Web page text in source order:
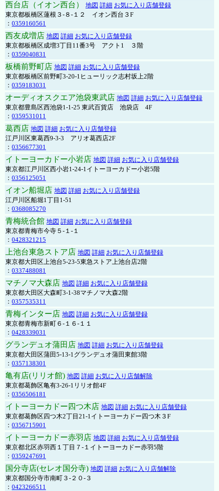
西台店（イオン西台） 地図 詳細 お気に入り店舗登録
東京都板橋区蓮根３-８-１２ イオン西台３F
： 0359160561
西友成増店 地図 詳細 お気に入り店舗登録
東京都板橋区成増3丁目11番3号 アクト1 ３階
： 0359040831
板橋前野町店 地図 詳細 お気に入り店舗登録
東京都板橋区前野町3-20-1ヒューリック志村坂上2階
： 0359183031
オーディオスクエア池袋東武店 地図 詳細 お気に入り店舗登録
東京都豊島区西池袋1-1-25 東武百貨店 池袋店 4F
： 0359531011
葛西店 地図 詳細 お気に入り店舗登録
江戸川区東葛西9-3-3 アリオ葛西店2F
： 0356677301
イトーヨーカドー小岩店 地図 詳細 お気に入り店舗登録
東京都江戸川区西小岩1-24-1イトーヨーカドー小岩5階
： 0356125051
イオン船堀店 地図 詳細 お気に入り店舗登録
江戸川区船堀1丁目1-51
： 0368085270
青梅統合館 地図 詳細 お気に入り店舗登録
東京都青梅市今寺５-１-１
： 0428321215
上池台東急ストア店 地図 詳細 お気に入り店舗登録
東京都大田区上池台5-23-5東急ストア上池台店2階
： 0337488081
マチノマ大森店 地図 詳細 お気に入り店舗登録
東京都大田区大森町3-1-38マチノマ大森2階
： 0357535311
青梅インター店 地図 詳細 お気に入り店舗登録
東京都青梅市新町６-１６-１１
： 0428339031
グランデュオ蒲田店 地図 詳細 お気に入り店舗登録
東京都大田区蒲田5-13-1グランデュオ蒲田東館3階
： 0357138301
亀有店(リリオ館) 地図 詳細 お気に入り店舗解除
東京都葛飾区亀有3-26-1リリオ館4F
： 0356506181
イトーヨーカドー四つ木店 地図 詳細 お気に入り店舗登録
東京都葛飾区四つ木2丁目21-1イトーヨーカドー四つ木３F
： 0356715901
イトーヨーカドー赤羽店 地図 詳細 お気に入り店舗登録
東京都北区赤羽西１丁目７-１イトーヨーカドー赤羽5階
： 0359247691
国分寺店(セレオ国分寺) 地図 詳細 お気に入り店舗解除
東京都国分寺市南町３-２０-３
： 0423266511